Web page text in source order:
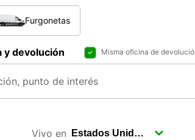
Furgonetas
y devolución Misma oficina de
Vivo en